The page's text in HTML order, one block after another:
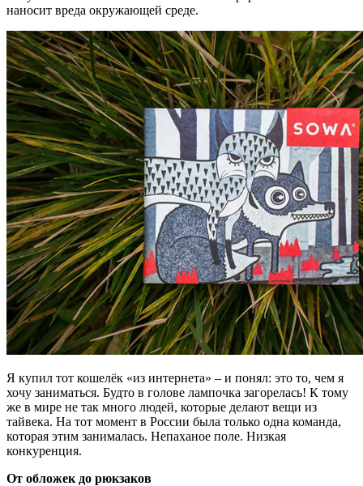
наносит вреда окружающей среде.
Я купил тот кошелёк «из интернета» – и понял: это то, чем я
хочу заниматься. Будто в голове лампочка загорелась! К тому
же в мире не так много людей, которые делают вещи из
тайвека. На тот момент в России была только одна команда,
которая этим занималась. Непаханое поле. Низкая
конкуренция.
От обложек до рюкзаков